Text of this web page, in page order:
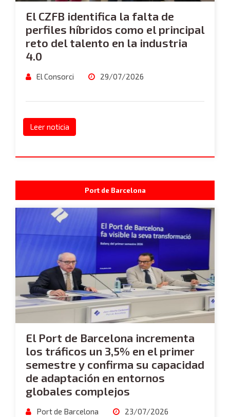
El CZFB identifica la falta de
perfiles híbridos como el principal
reto del talento en la industria
4.0
El Consorci 29/07/2026
Leer noticia
Port de Barcelona
El Port de Barcelona incrementa
los tráficos un 3,5% en el primer
semestre y confirma su capacidad
de adaptación en entornos
globales complejos
Port de Barcelona 23/07/2026